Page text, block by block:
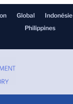
Global Indonésie
Philippines